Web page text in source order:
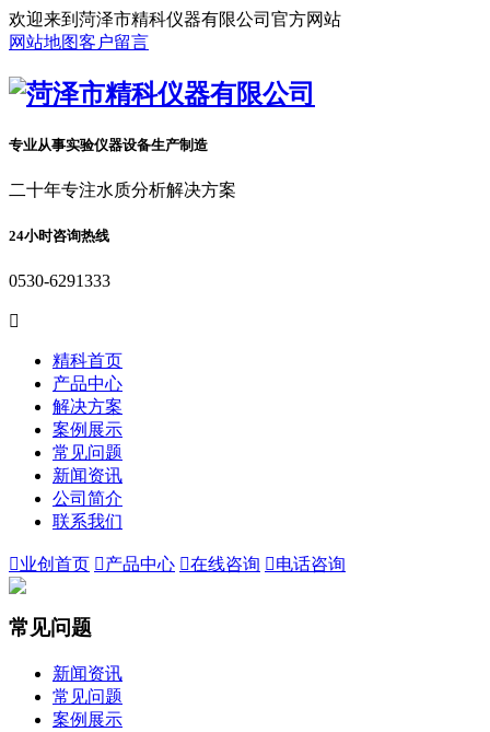
欢迎来到菏泽市精科仪器有限公司官方网站
网站地图客户留言
专业从事实验仪器设备生产制造
二十年专注水质分析解决方案
24小时咨询热线
0530-6291333

精科首页
产品中心
解决方案
案例展示
常见问题
新闻资讯
公司简介
联系我们
业创首页 产品中心 在线咨询 电话咨询
常见问题
新闻资讯
常见问题
案例展示